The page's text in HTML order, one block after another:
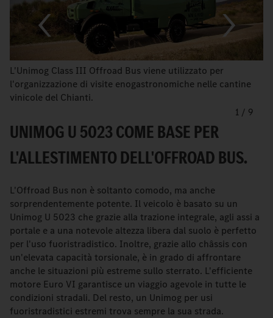
L'Unimog Class III Offroad Bus viene utilizzato per
l'organizzazione di visite enogastronomiche nelle cantine
vinicole del Chianti.
1 / 9
UNIMOG U 5023 COME BASE PER
L'ALLESTIMENTO DELL'OFFROAD BUS.
L'Offroad Bus non è soltanto comodo, ma anche
sorprendentemente potente. Il veicolo è basato su un
Unimog U 5023 che grazie alla trazione integrale, agli assi a
portale e a una notevole altezza libera dal suolo è perfetto
per l'uso fuoristradistico. Inoltre, grazie allo châssis con
un'elevata capacità torsionale, è in grado di affrontare
anche le situazioni più estreme sullo sterrato. L'efficiente
motore Euro VI garantisce un viaggio agevole in tutte le
condizioni stradali. Del resto, un Unimog per usi
fuoristradistici estremi trova sempre la sua strada.